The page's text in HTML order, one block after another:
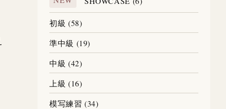
初級 (58)
準中級 (19)
中級 (42)
上級 (16)
模写練習 (34)